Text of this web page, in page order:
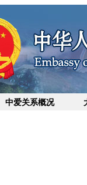
中爱关系概况